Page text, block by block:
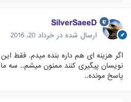
SilverSaeeD
ارسال شده در خرداد 20، 2016
اگر هزینه ای هم داره بنده میدم. فقط این
نویسان پیگیری کنند ممنون میشم.. سه
پاسخ مونده..